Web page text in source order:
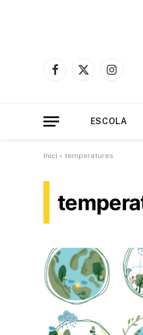
Facebook
X
ESCOLA
Inici » temperatures